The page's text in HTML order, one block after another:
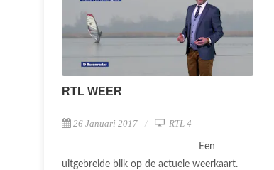
RTL WEER
26 Januari 2017 RTL 4
Een
uitgebreide blik op de actuele weerkaart.